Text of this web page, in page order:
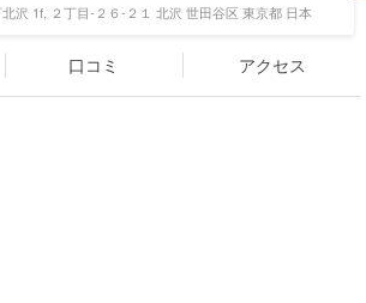
沢 1f, ２丁目-２６-２１ 北沢 世田谷区 東京都 日本
口コミ アクセス